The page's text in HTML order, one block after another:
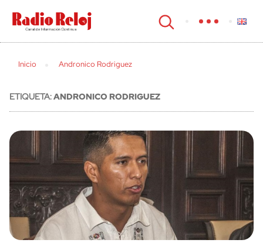
cerrar
Inicio Andronico Rodriguez
ETIQUETA:ANDRONICO RODRIGUEZ